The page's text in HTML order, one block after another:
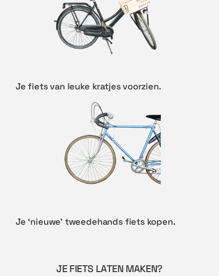
Je fiets van leuke kratjes voorzien.
Je ‘nieuwe’ tweedehands fiets kopen.
JE FIETS LATEN MAKEN?